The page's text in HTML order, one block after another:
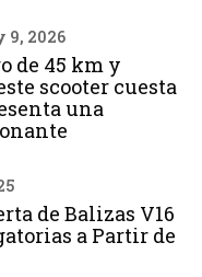
9, 2026
de 45 km y
scooter cuesta
una
de Balizas V16
a Partir de